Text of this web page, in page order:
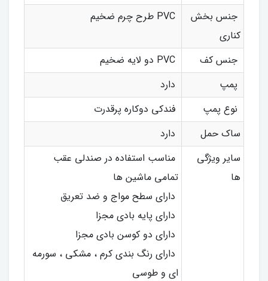
جنس بخش
کناری
جنس کف
پمپ
دارد
نوع پمپ
فندکی دوکاره پرقدرت
ساک حمل
دارد
سایر ویژگی
ها
مناسب استفاده در صندلی عقب
تمامی ماشین ها
دارای سطح مواج و ضد تعریق
دارای پایه بادی مجزا
دارای دو کوسن بادی مجزا
دارای رنگ بندی کرم ، مشکی ، سورمه
ای و طوسی